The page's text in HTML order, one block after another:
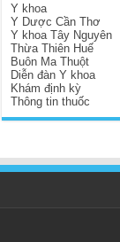
Y khoa
Y Dược Cần Thơ
Y khoa Tây Nguyên
Thừa Thiên Huế
Buôn Ma Thuột
Diễn đàn Y khoa
Khám định kỳ
Thông tin thuốc